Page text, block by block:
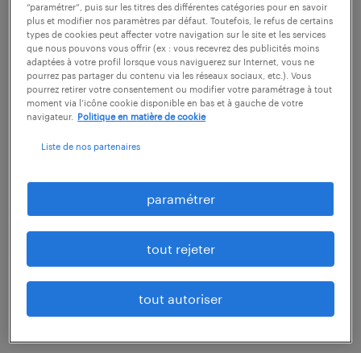
postulants sur leurs diplômes et/ou sur leurs
expériences professionnelles.
“paramétrer”, puis sur les titres des différentes catégories pour en savoir
plus et modifier nos paramètres par défaut. Toutefois, le refus de certains
types de cookies peut affecter votre navigation sur le site et les services
que nous pouvons vous offrir (ex : vous recevrez des publicités moins
adaptées à votre profil lorsque vous naviguerez sur Internet, vous ne
pourrez pas partager du contenu via les réseaux sociaux, etc.). Vous
pourrez retirer votre consentement ou modifier votre paramétrage à tout
moment via l’icône cookie disponible en bas et à gauche de votre
navigateur.
Politique en matière de cookie
Liste de nos partenaires
paramétrer
tout rejeter
tout autoriser